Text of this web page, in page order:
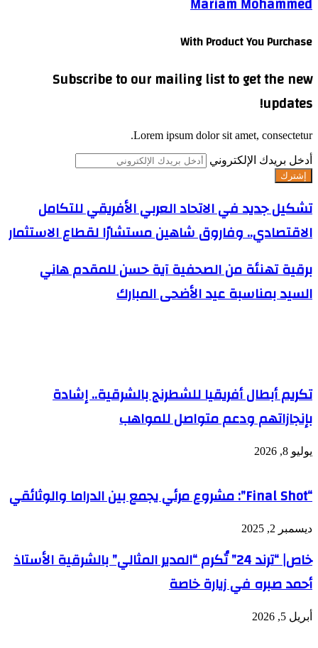
With Product You Purchase
Subscribe to our mailing list to get the new
updates!
Lorem ipsum dolor sit amet, consectetur.
أدخل بريدك الإلكتروني
تشكيل جديد في الاتحاد العربي الأفريقي للتكامل
الاقتصادي.. وفاروق شاهين مستشارًا لقطاع الاستثمار
برقية تهنئة من الصحفية آية حسن للمقدم هاني
السيد بمناسبة عيد الأضحى المبارك
تكريم أبطال أفريقيا للشطرنج بالشرقية.. إشادة
بإنجازاتهم ودعم متواصل للمواهب
يوليو 8, 2026
“Final Shot”: مشروع مرئي يجمع بين الدراما والوثائقي
ديسمبر 2, 2025
خاص| “ترند 24” تُكرم “المدير المثالي” بالشرقية الأستاذ
أحمد صبره في زيارة خاصة
أبريل 5, 2026